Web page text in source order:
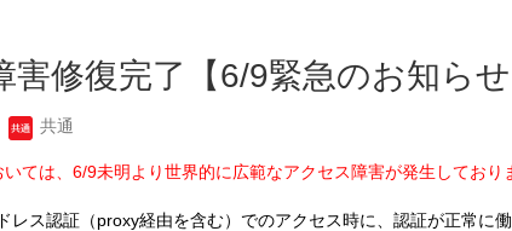
害修復完了【6/9緊急のお知ら
共通
ては、6/9未明より世界的に広範なアクセス障害が発生してお
ス認証（proxy経由を含む）でのアクセス時に、認証が正常に